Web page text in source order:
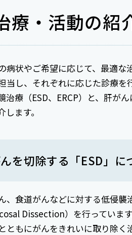
療・活動の紹
病状やご希望に応じて、最適
当し、それぞれに応じた診療
治療（ESD、ERCP）と、肝が
ます。
を切除する「ESD」に
、食道がんなどに対する低侵襲
Dissection）を行っていま
ともにがんをきれいに取り除